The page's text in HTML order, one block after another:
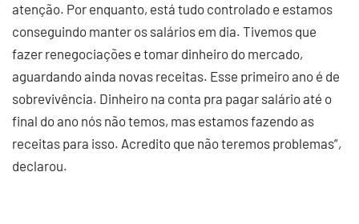
atenção. Por enquanto, está tudo controlado e estamos
conseguindo manter os salários em dia. Tivemos que
fazer renegociações e tomar dinheiro do mercado,
aguardando ainda novas receitas. Esse primeiro ano é de
sobrevivência. Dinheiro na conta pra pagar salário até o
final do ano nós não temos, mas estamos fazendo as
receitas para isso. Acredito que não teremos problemas”,
declarou.